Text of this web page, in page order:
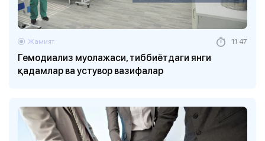
Гемодиализ муолажаси, тиббиётдаги янги
қадамлар ва устувор вазифалар
Жамият 11:47